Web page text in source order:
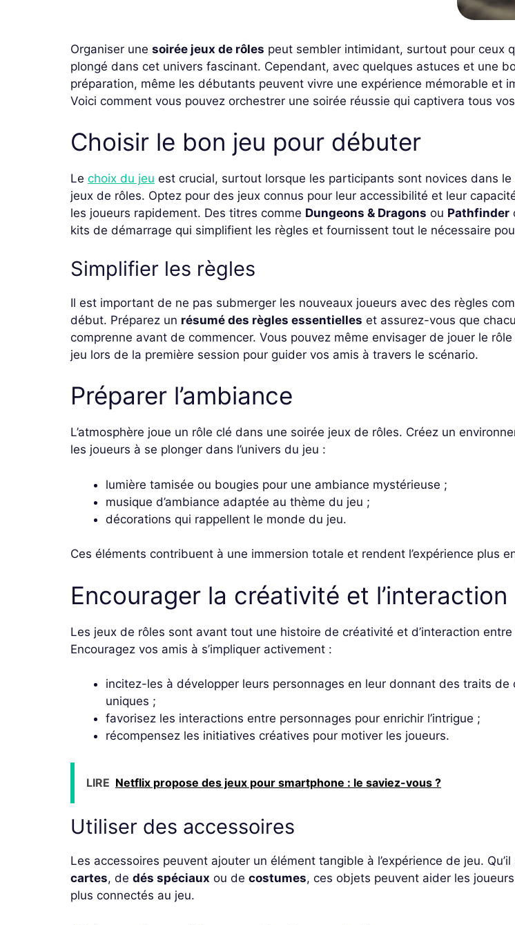
Organiser une soirée jeux de rôles peut sembler intimidant, surtout pour ceux
plongé dans cet univers fascinant. Cependant, avec quelques astuces et une
préparation, même les débutants peuvent vivre une expérience mémorable et
Voici comment vous pouvez orchestrer une soirée réussie qui captivera tous
Choisir le bon jeu pour débuter
Le choix du jeu est crucial, surtout lorsque les participants sont novices dans le
jeux de rôles. Optez pour des jeux connus pour leur accessibilité et leur
les joueurs rapidement. Des titres comme Dungeons & Dragons ou Pathfinder
kits de démarrage qui simplifient les règles et fournissent tout le nécessaire
Simplifier les règles
Il est important de ne pas submerger les nouveaux joueurs avec des règles
début. Préparez un résumé des règles essentielles et assurez-vous que
comprenne avant de commencer. Vous pouvez même envisager de jouer le
jeu lors de la première session pour guider vos amis à travers le scénario.
Préparer l’ambiance
L’atmosphère joue un rôle clé dans une soirée jeux de rôles. Créez un
les joueurs à se plonger dans l’univers du jeu :
lumière tamisée ou bougies pour une ambiance mystérieuse ;
musique d’ambiance adaptée au thème du jeu ;
décorations qui rappellent le monde du jeu.
Ces éléments contribuent à une immersion totale et rendent l’expérience plus
Encourager la créativité et l’interaction
Les jeux de rôles sont avant tout une histoire de créativité et d’interaction entre
Encouragez vos amis à s’impliquer activement :
incitez-les à développer leurs personnages en leur donnant des traits de
uniques ;
favorisez les interactions entre personnages pour enrichir l’intrigue ;
récompensez les initiatives créatives pour motiver les joueurs.
LIRE Netflix propose des jeux pour smartphone : le saviez-vous ?
Utiliser des accessoires
Les accessoires peuvent ajouter un élément tangible à l’expérience de jeu. Qu’il
cartes, de dés spéciaux ou de costumes, ces objets peuvent aider les
plus connectés au jeu.